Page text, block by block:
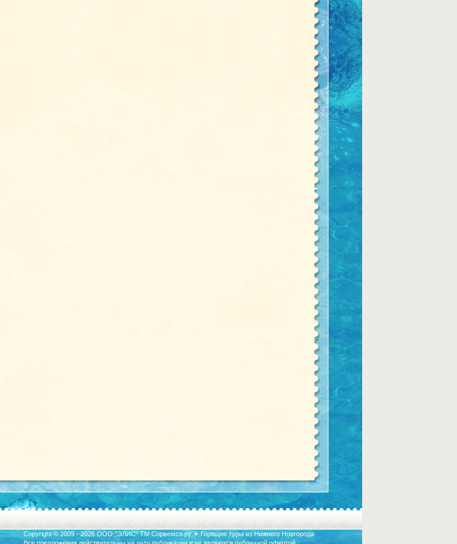
Copyright © 2009 - 2026 ООО "ЭЛИС" ТМ Сорвемся.ру ✈ Горящие туры из Нижнего Новгорода